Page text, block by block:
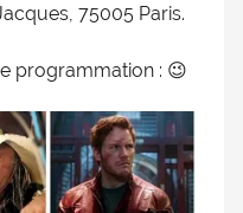
75005 Paris.
programmation : 😉